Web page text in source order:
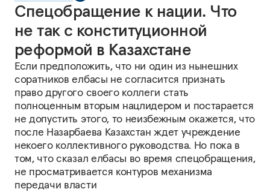
Спецобращение к нации. Что
не так с конституционной
реформой в Казахстане
Если предположить, что ни один из нынешних
соратников елбасы не согласится признать
право другого своего коллеги стать
полноценным вторым нацлидером и постарается
не допустить этого, то неизбежным окажется, что
после Назарбаева Казахстан ждет учреждение
некоего коллективного руководства. Но пока в
том, что сказал елбасы во время спецобращения,
не просматривается контуров механизма
передачи власти